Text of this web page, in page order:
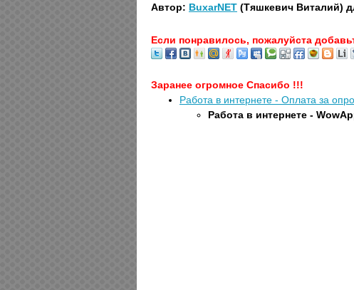
Автор: BuxarNET (Тяшкевич Виталий)
Если понравилось, пожалуйста
Заранее огромное Спасибо !!!
Работа в интернете - Оплата за
Работа в интернете -